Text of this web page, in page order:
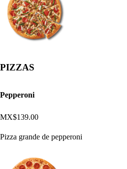
PIZZAS
Pepperoni
MX$139.00
Pizza grande de pepperoni